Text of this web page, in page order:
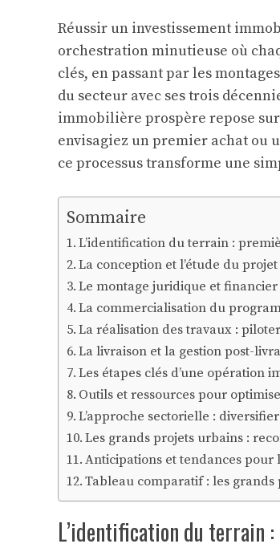
Réussir un investissement
orchestration minutieuse où
clés, en passant par les
du secteur avec ses trois
immobilière prospère repose
envisagiez un premier achat ou
ce processus transforme une
Sommaire
L’identification du terrain :
La conception et l’étude du
Le montage juridique et
La commercialisation du
La réalisation des travaux :
La livraison et la gestion post-
Les étapes clés d’une opération
Outils et ressources pour
L’approche sectorielle :
Les grands projets urbains :
Anticipations et tendances pour
Tableau comparatif : les
L’identification du terrain